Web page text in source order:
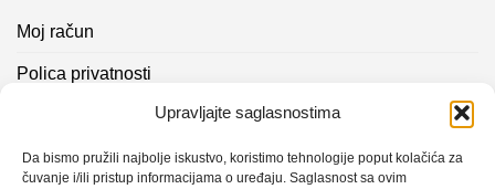
Upravljajte saglasnostima
Da bismo pružili najbolje iskustvo, koristimo tehnologije poput kolačića za
čuvanje i/ili pristup informacijama o uređaju. Saglasnost sa ovim
Moj račun
Polica privatnosti
Kontakt info